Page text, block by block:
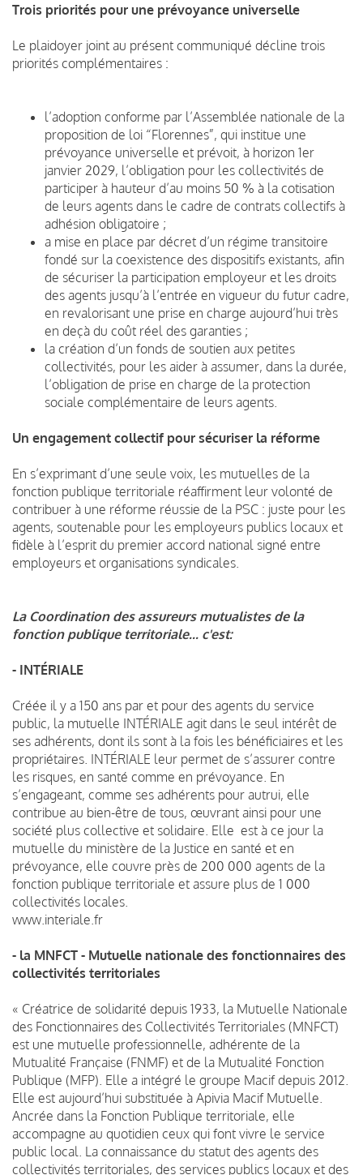
Trois priorités pour une prévoyance universelle
Le plaidoyer joint au présent communiqué décline trois
priorités complémentaires :
l’adoption conforme par l’Assemblée nationale de la
proposition de loi “Florennes”, qui institue une
prévoyance universelle et prévoit, à horizon 1er
janvier 2029, l’obligation pour les collectivités de
participer à hauteur d’au moins 50 % à la cotisation
de leurs agents dans le cadre de contrats collectifs à
adhésion obligatoire ;
a mise en place par décret d’un régime transitoire
fondé sur la coexistence des dispositifs existants, afin
de sécuriser la participation employeur et les droits
des agents jusqu’à l’entrée en vigueur du futur cadre,
en revalorisant une prise en charge aujourd’hui très
en deçà du coût réel des garanties ;
la création d’un fonds de soutien aux petites
collectivités, pour les aider à assumer, dans la durée,
l’obligation de prise en charge de la protection
sociale complémentaire de leurs agents.
Un engagement collectif pour sécuriser la réforme
En s’exprimant d’une seule voix, les mutuelles de la
fonction publique territoriale réaffirment leur volonté de
contribuer à une réforme réussie de la PSC : juste pour les
agents, soutenable pour les employeurs publics locaux et
fidèle à l’esprit du premier accord national signé entre
employeurs et organisations syndicales.
La Coordination des assureurs mutualistes de la
fonction publique territoriale... c'est:
- INTÉRIALE
Créée il y a 150 ans par et pour des agents du service
public, la mutuelle INTÉRIALE agit dans le seul intérêt de
ses adhérents, dont ils sont à la fois les bénéficiaires et les
propriétaires. INTÉRIALE leur permet de s’assurer contre
les risques, en santé comme en prévoyance. En
s’engageant, comme ses adhérents pour autrui, elle
contribue au bien-être de tous, œuvrant ainsi pour une
société plus collective et solidaire. Elle est à ce jour la
mutuelle du ministère de la Justice en santé et en
prévoyance, elle couvre près de 200 000 agents de la
fonction publique territoriale et assure plus de 1 000
collectivités locales.
www.interiale.fr
- la MNFCT - Mutuelle nationale des fonctionnaires des
collectivités territoriales
« Créatrice de solidarité depuis 1933, la Mutuelle Nationale
des Fonctionnaires des Collectivités Territoriales (MNFCT)
est une mutuelle professionnelle, adhérente de la
Mutualité Française (FNMF) et de la Mutualité Fonction
Publique (MFP). Elle a intégré le groupe Macif depuis 2012.
Elle est aujourd’hui substituée à Apivia Macif Mutuelle.
Ancrée dans la Fonction Publique territoriale, elle
accompagne au quotidien ceux qui font vivre le service
public local. La connaissance du statut des agents des
collectivités territoriales, des services publics locaux et des